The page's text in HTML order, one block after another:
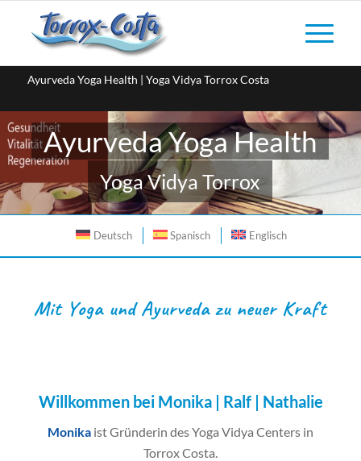
Ayurveda Yoga Health | Yoga Vidya Torrox Costa
Ayurveda Yoga Health
Yoga Vidya Torrox
Deutsch Spanisch Englisch
Mit Yoga und Ayurveda zu neuer Kraft
Willkommen bei Monika | Ralf | Nathalie
Monika ist Gründerin des Yoga Vidya Centers in
Torrox Costa.